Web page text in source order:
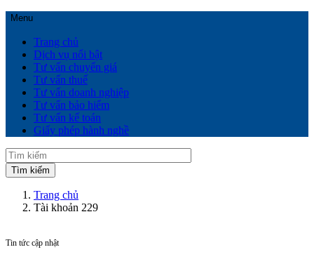
Menu
Trang chủ
Dịch vụ nổi bật
Tư vấn chuyển giá
Tư vấn thuế
Tư vấn doanh nghiệp
Tư vấn bảo hiểm
Tư vấn kế toán
Giấy phép hành nghề
Trang chủ
Tài khoản 229
Tin tức cập nhật